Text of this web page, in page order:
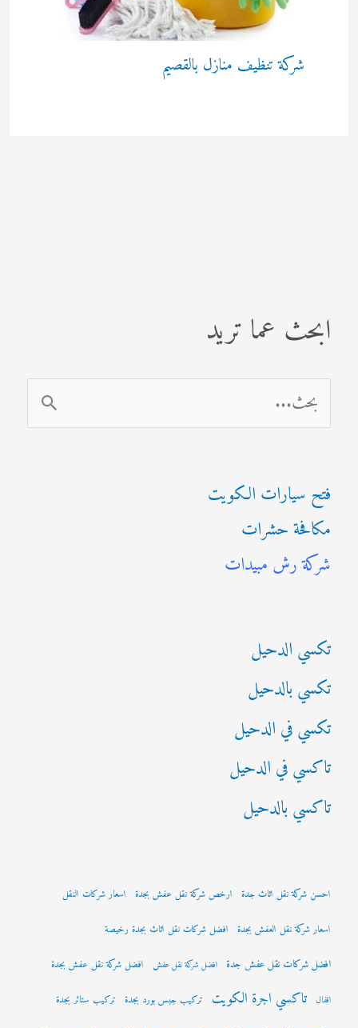
شركة تنظيف منازل بالقصيم
ابحث عما تريد
ل
ح
ث
ع
:
فتح سيارات الكويت
مكافحة حشرات
شركة رش مبيدات
تكسي الدحيل
تكسي بالدحيل
تكسي في الدحيل
تاكسي في الدحيل
تاكسي بالدحيل
احسن شركة نقل اثاث جدة ارخص شركة نقل عفش بجدة اسعار شركات النقل
اسعار شركة نقل العفش بجدة افضل شركات نقل اثاث بجدة رخيصة
افضل شركات نقل عفش جدة افضل شركة نقل عفش افضل شركة نقل عفش بجدة
اقفال تاكسي اجرة الكويت تركيب جبس بورد بجدة تركيب ستائر بجدة